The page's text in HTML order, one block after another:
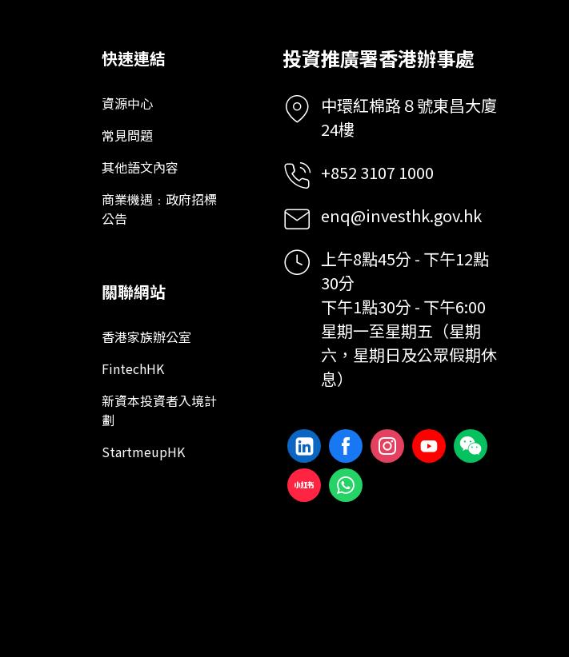
快速連結
資源中心
常見問題
其他語文內容
商業機遇﹕政府招標
公告
關聯網站
香港家族辦公室
FintechHK
新資本投資者入境計
劃
StartmeupHK
投資推廣署香港辦事處
中環紅棉路８號東昌大廈
24樓
+852 3107 1000
enq@investhk.gov.hk
上午8點45分 - 下午12點
30分
下午1點30分 - 下午6:00
星期一至星期五（星期
六，星期日及公眾假期休
息）